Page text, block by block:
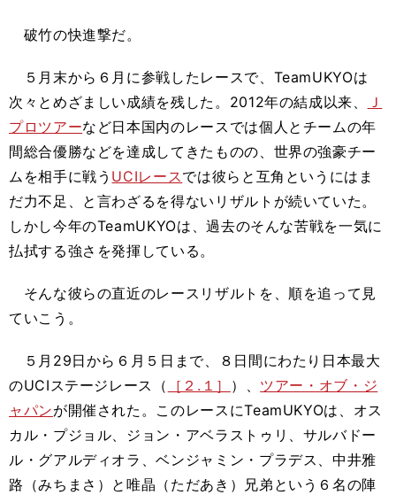
破竹の快進撃だ。
５月末から６月に参戦したレースで、TeamUKYOは
次々とめざましい成績を残した。2012年の結成以来、
Ｊ
プロツアーなど日本国内のレースでは個人とチームの年
間総合優勝などを達成してきたものの、世界の強豪チー
ムを相手に戦う UCIレースでは彼らと互角というにはま
だ力不足、と言わざるを得ないリザルトが続いていた。
しかし今年のTeamUKYOは、過去のそんな苦戦を一気に
払拭する強さを発揮している。
そんな彼らの直近のレースリザルトを、順を追って見
ていこう。
５月29日から６月５日まで、８日間にわたり日本最大
のUCIステージレース（
［２.１］ ）、 ツアー・オブ・ジ
ャパンが開催された。このレースにTeamUKYOは、オス
カル・プジョル、ジョン・アベラストゥリ、サルバドー
ル・グアルディオラ、ベンジャミン・プラデス、中井雅
路（みちまさ）と唯晶（ただあき）兄弟という６名の陣